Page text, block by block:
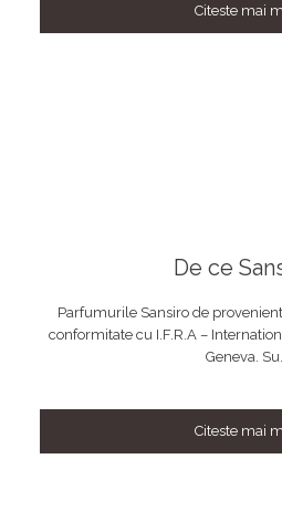
Citeste mai
De ce
Parfumurile Sansiro de
conformitate cu I.F.R.A –
Geneva. Su...
Citeste mai